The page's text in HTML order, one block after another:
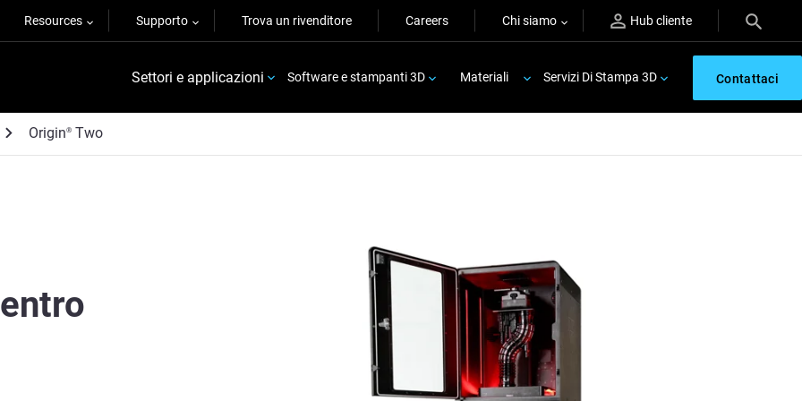
Resources Supporto Trova un rivenditore Careers Chi siamo Hub cliente
Settori e applicazioni Software e stampanti 3D Materiali Servizi Di Stampa 3D Contattaci
Origin® Two